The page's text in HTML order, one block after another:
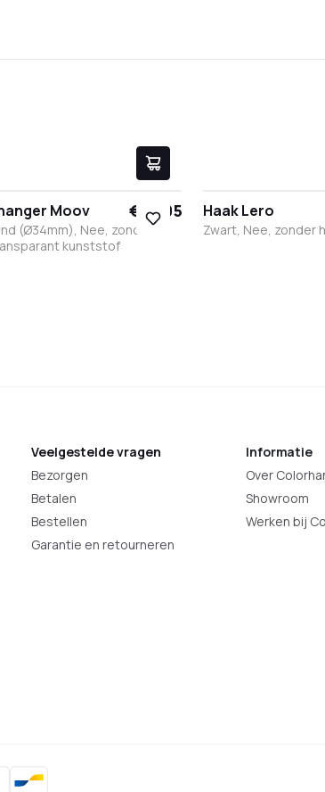
Moov € 17,95
(Ø34mm), Nee, zonder
kunststof
Haak Lero
Zwart, Nee, zonder
Veelgestelde vragen
Bezorgen
Betalen
Bestellen
Garantie en retourneren
Informatie
Over
Showroom
Werken bij